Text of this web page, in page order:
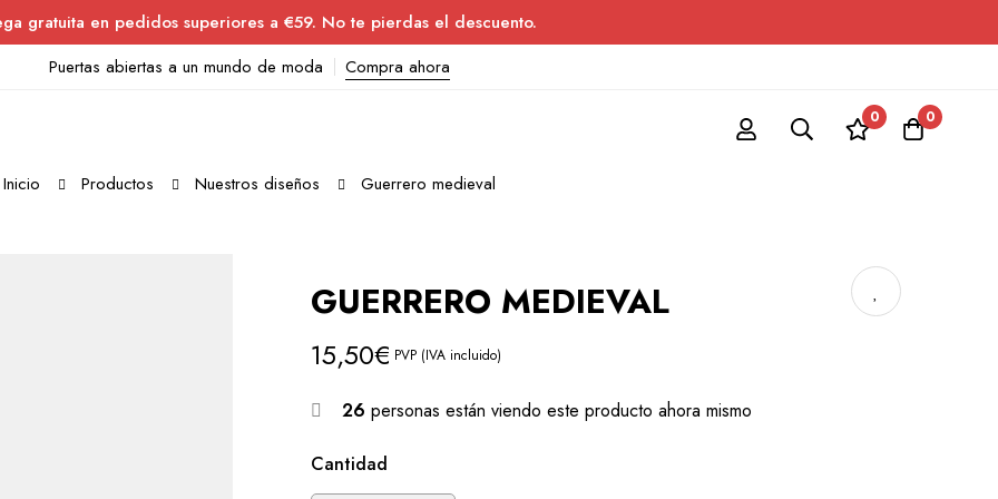
gratuita en pedidos superiores a €59. No te pierdas el descuento.
Puertas abiertas a un mundo de moda
Compra ahora
0 0
Inicio Productos Nuestros diseños Guerrero medieval
GUERRERO MEDIEVAL
15,50€ PVP (IVA incluido)
26 personas están viendo este producto ahora mismo
Cantidad